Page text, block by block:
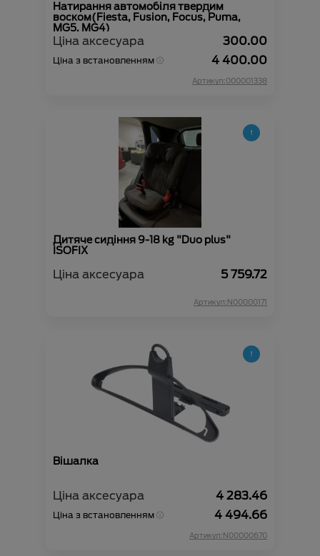
Натирання автомобіля твердим
воском(Fiesta, Fusion, Focus, Puma,
MG5, MG4)
Ціна аксесуара 300.00
Ціна з встановленням 4 400.00
Артикул:000001338
Дитяче сидіння 9-18 kg "Duo plus"
ISOFIX
Ціна аксесуара 5 759.72
Артикул:N00000171
Вішалка
Ціна аксесуара 4 283.46
Ціна з встановленням 4 494.66
Артикул:N00000670